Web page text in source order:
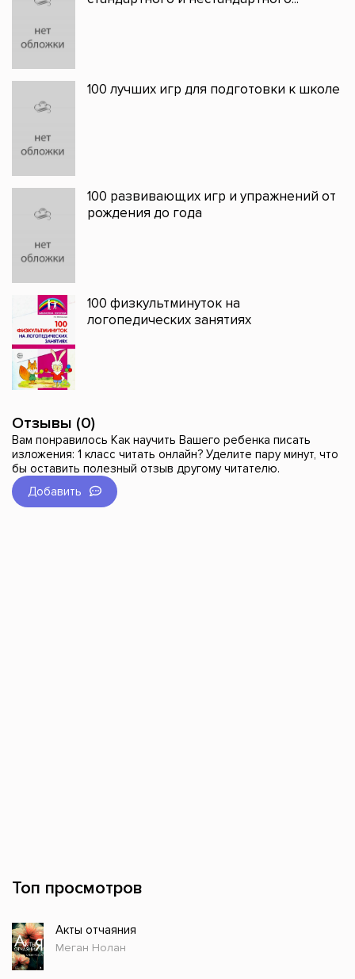
100 лучших игр для подготовки к школе
100 развивающих игр и упражнений от
рождения до года
100 физкультминуток на
логопедических занятиях
Отзывы (0)
Вам понравилось Как научить Вашего ребенка писать
изложения: 1 класс читать онлайн? Уделите пару минут, что
бы оставить полезный отзыв другому читателю.
Добавить
Топ просмотров
Акты отчаяния
Меган Нолан